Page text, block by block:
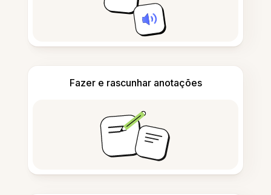
Fazer e rascunhar anotações